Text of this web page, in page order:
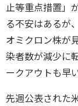
止等重点措置」
る不安はあるが
オミクロン株が
染者数が減少に
ークアウトも早
先週公表された